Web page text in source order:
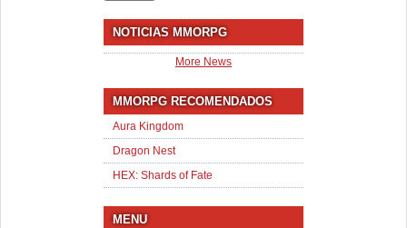
NOTICIAS MMORPG
More News
MMORPG RECOMENDADOS
Aura Kingdom
Dragon Nest
HEX: Shards of Fate
MENU